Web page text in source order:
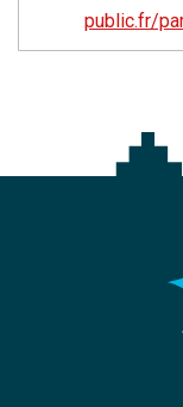
public.fr/